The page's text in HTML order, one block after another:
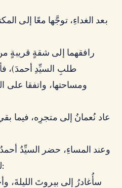
بعد الغداءِ، توجَّها معًا إلى
رافقهما إلى شقةٍ قريبةٍ
طلبِ السيِّدِ أحمدَ)،
ومساحتها، واتفقا على
عاد نُعمانُ إلى متجرِه، فيما
وعند المساءِ، حضر السيِّدُ
للحاجِّ أبي محمودٍ ما يحتاجه: